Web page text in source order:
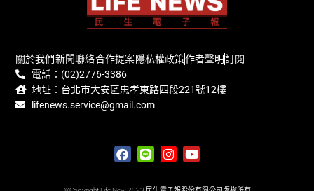
關於我們新聞聯絡合作提案隱私權政策作者聲明訂閱
電話：(02)2776-3386
地址：台北市大安區忠孝東路四段221號12樓
lifenews.service@gmail.com